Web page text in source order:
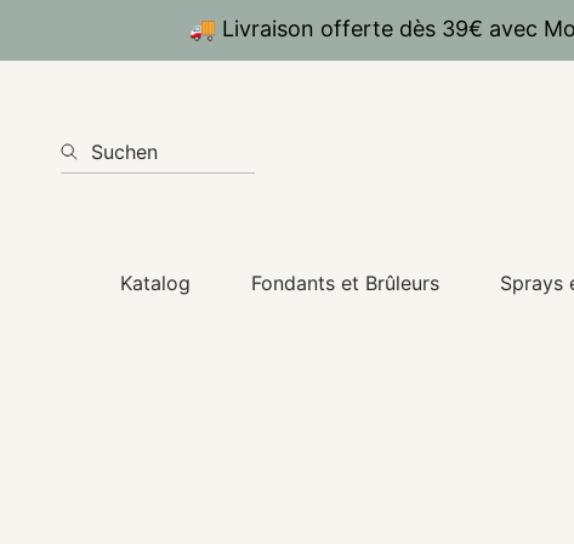
DIREKT ZUM INHALT🚚 Livraison offerte dès 39€ avec
Suchen
Katalog Fondants et Brûleurs Sprays